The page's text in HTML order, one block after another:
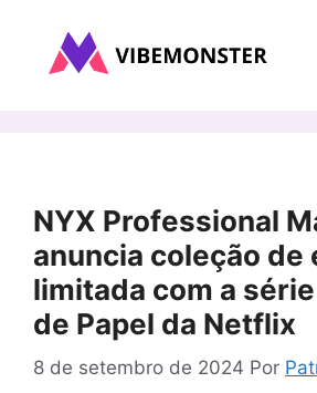
NYX Professional
anuncia coleção de
limitada com a
de Papel da Netflix
8 de setembro de 2024 Por